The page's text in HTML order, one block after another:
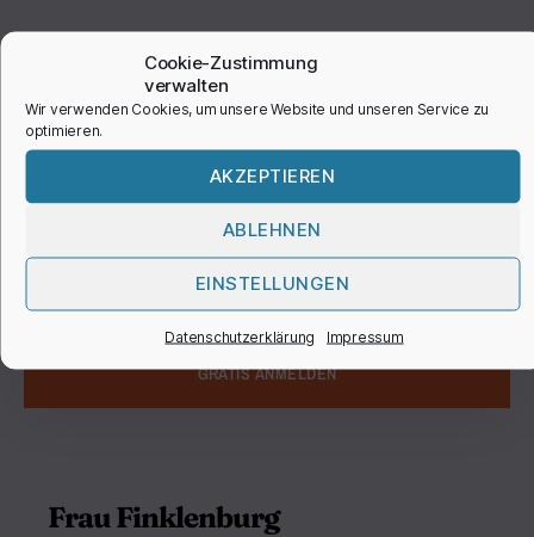
Cookie-Zustimmung
verwalten
Wir verwenden Cookies, um unsere Website und unseren Service zu
optimieren.
AKZEPTIEREN
ABLEHNEN
EINSTELLUNGEN
Datenschutzerklärung Impressum
und erhalte gratis Informationen über unsere
neuesten Produkte und Services sowie
attraktive Rabattaktionen.
GRATIS ANMELDEN
Frau Finklenburg